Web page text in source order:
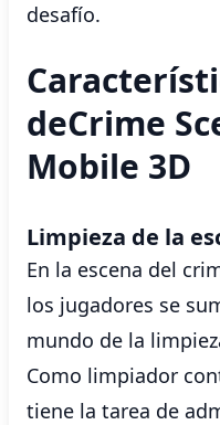
desafío.
deCrime
Mobile 3D
Limpieza de la
En la escena del
los jugadores se
mundo de la
Como limpiador
tiene la tarea de